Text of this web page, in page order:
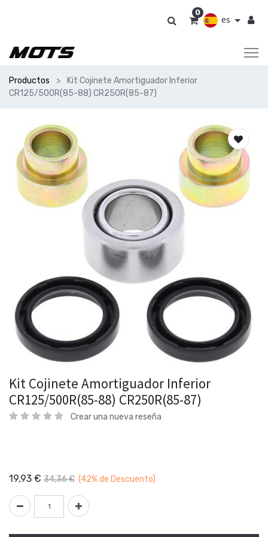
es
0
Productos
Kit Cojinete Amortiguador Inferior
CR125/500R(85-88) CR250R(85-87)
Kit Cojinete Amortiguador Inferior
CR125/500R(85-88) CR250R(85-87)
Crear una nueva reseña
19,93 € 34,36€ (42%de Descuento)